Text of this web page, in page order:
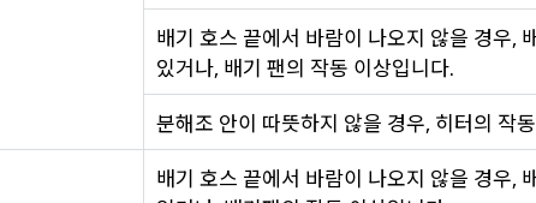
배기 호스 끝에서 바람이 나오지 않을 경우,
있거나, 배기 팬의 작동 이상입니다.
분해조 안이 따뜻하지 않을 경우, 히터의 작
배기 호스 끝에서 바람이 나오지 않을 경우,